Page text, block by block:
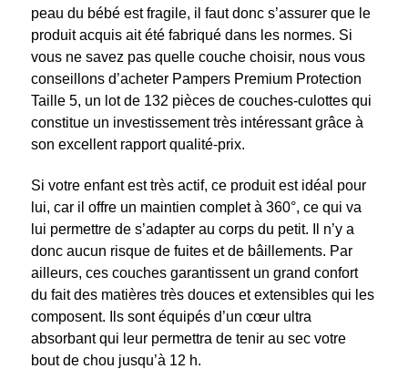
peau du bébé est fragile, il faut donc s’assurer que le
produit acquis ait été fabriqué dans les normes. Si
vous ne savez pas quelle couche choisir, nous vous
conseillons d’acheter Pampers Premium Protection
Taille 5, un lot de 132 pièces de couches-culottes qui
constitue un investissement très intéressant grâce à
son excellent rapport qualité-prix.
Si votre enfant est très actif, ce produit est idéal pour
lui, car il offre un maintien complet à 360°, ce qui va
lui permettre de s’adapter au corps du petit. Il n’y a
donc aucun risque de fuites et de bâillements. Par
ailleurs, ces couches garantissent un grand confort
du fait des matières très douces et extensibles qui les
composent. Ils sont équipés d’un cœur ultra
absorbant qui leur permettra de tenir au sec votre
bout de chou jusqu’à 12 h.